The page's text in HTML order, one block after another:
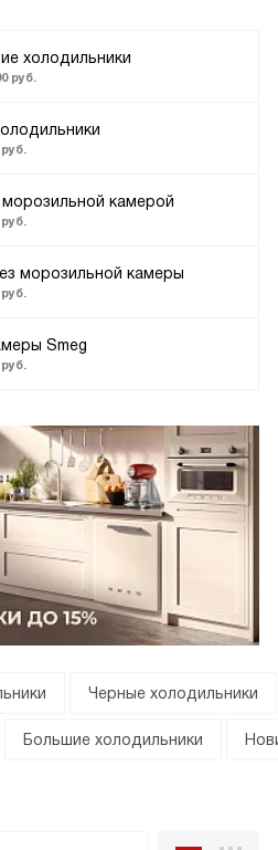
холодильники
руб.
камерой
морозильной камеры
Smeg
Черные холодильники
Большие холодильники